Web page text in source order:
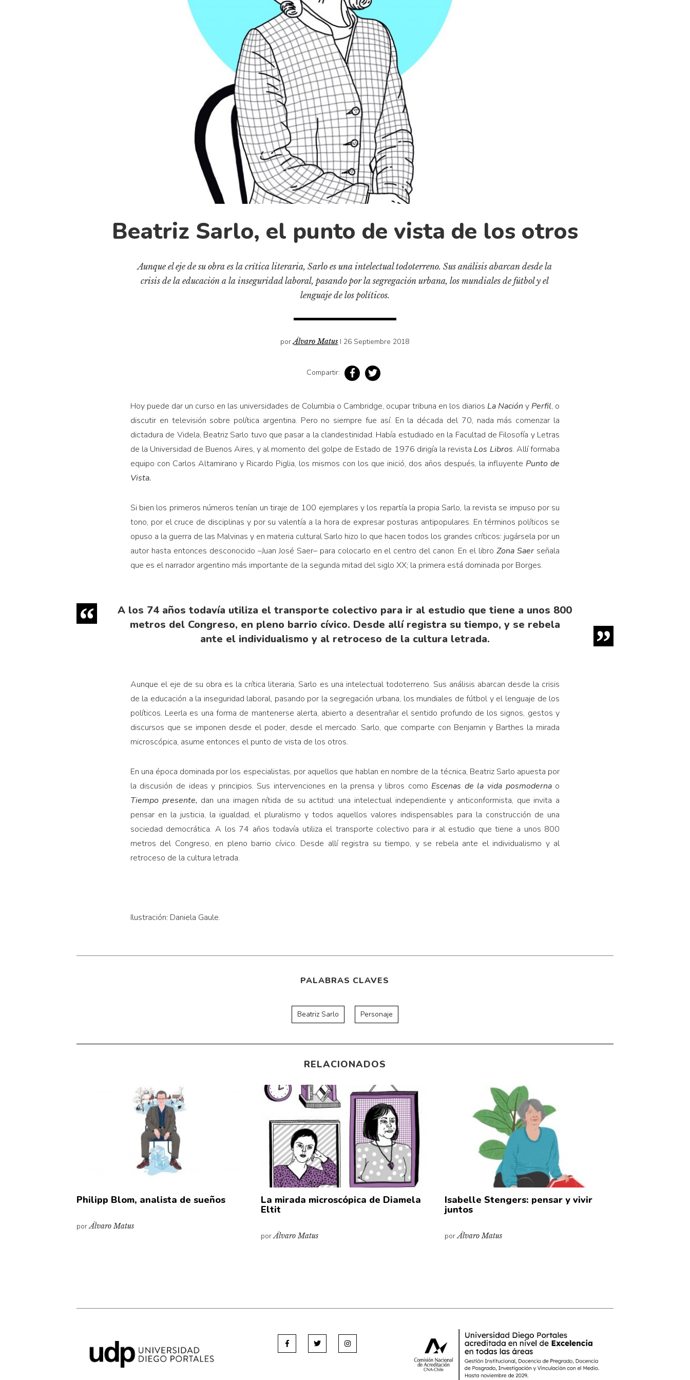
Beatriz Sarlo, el punto de vista de los otros
Aunque el eje de su obra es la crítica literaria, Sarlo es una intelectual todoterreno. Sus análisis abarcan desde la
crisis de la educación a la inseguridad laboral, pasando por la segregación urbana, los mundiales de fútbol y el
lenguaje de los políticos.
porÁlvaro Matus I 26 Septiembre 2018
Compartir:
Hoy puede dar un curso en las universidades de Columbia o Cambridge, ocupar tribuna en los diarios La Nacióny Perfil, o
discutir en televisión sobre política argentina. Pero no siempre fue así. En la década del 70, nada más comenzar la
dictadura de Videla, Beatriz Sarlo tuvo que pasar a la clandestinidad. Había estudiado en la Facultad de Filosofía y Letras
de la Universidad de Buenos Aires, y al momento del golpe de Estado de 1976 dirigía la revista Los Libros. Allí formaba
equipo con Carlos Altamirano y Ricardo Piglia, los mismos con los que inició, dos años después, la influyente Punto de
Vista.
Si bien los primeros números tenían un tiraje de 100 ejemplares y los repartía la propia Sarlo, la revista se impuso por su
tono, por el cruce de disciplinas y por su valentía a la hora de expresar posturas antipopulares. En términos políticos se
opuso a la guerra de las Malvinas y en materia cultural Sarlo hizo lo que hacen todos los grandes críticos: jugársela por un
autor hasta entonces desconocido –Juan José Saer– para colocarlo en el centro del canon. En el libroZona Saer señala
que es el narrador argentino más importante de la segunda mitad del siglo XX; la primera está dominada por Borges.
A los 74 años todavía utiliza el transporte colectivo para ir al estudio que tiene a unos 800
metros del Congreso, en pleno barrio cívico. Desde allí registra su tiempo, y se rebela
ante el individualismo y al retroceso de la cultura letrada.
Aunque el eje de su obra es la crítica literaria, Sarlo es una intelectual todoterreno. Sus análisis abarcan desde la crisis
de la educación a la inseguridad laboral, pasando por la segregación urbana, los mundiales de fútbol y el lenguaje de los
políticos. Leerla es una forma de mantenerse alerta, abierto a desentrañar el sentido profundo de los signos, gestos y
discursos que se imponen desde el poder, desde el mercado. Sarlo, que comparte con Benjamin y Barthes la mirada
microscópica, asume entonces el punto de vista de los otros.
En una época dominada por los especialistas, por aquellos que hablan en nombre de la técnica, Beatriz Sarlo apuesta por
la discusión de ideas y principios. Sus intervenciones en la prensa y libros como Escenas de la vida posmodernao
Tiempo presente, dan una imagen nítida de su actitud: una intelectual independiente y anticonformista, que invita a
pensar en la justicia, la igualdad, el pluralismo y todos aquellos valores indispensables para la construcción de una
sociedad democrática. A los 74 años todavía utiliza el transporte colectivo para ir al estudio que tiene a unos 800
metros del Congreso, en pleno barrio cívico. Desde allí registra su tiempo, y se rebela ante el individualismo y al
retroceso de la cultura letrada.
Ilustración: Daniela Gaule.
PALABRAS CLAVES
Beatriz Sarlo Personaje
RELACIONADOS
Philipp Blom, analista de sueños
porÁlvaro Matus
La mirada microscópica de Diamela
Eltit
porÁlvaro Matus
Isabelle Stengers: pensar y vivir
juntos
porÁlvaro Matus